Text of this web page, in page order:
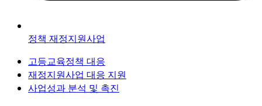
정책 재정지원사업
고등교육정책 대응
재정지원사업 대응 지원
사업성과 분석 및 촉진